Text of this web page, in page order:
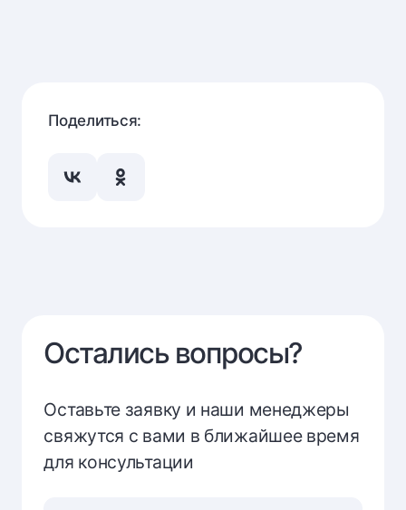
Поделиться:
Остались вопросы?
Оставьте заявку и наши менеджеры
свяжутся с вами в ближайшее время
для консультации